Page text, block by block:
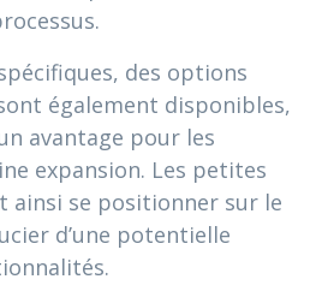
des options
également disponibles,
avantage pour les
expansion. Les petites
ainsi se positionner sur le
d’une potentielle